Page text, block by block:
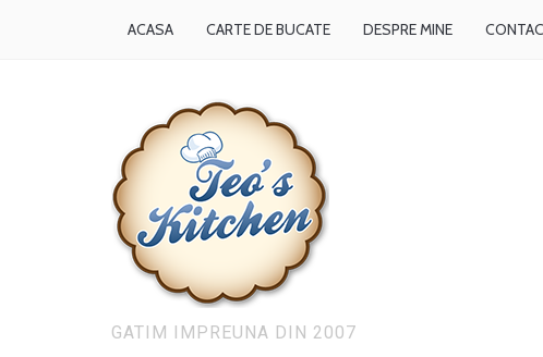
ACASA CARTE DE BUCATE DESPRE MINE
GATIM IMPREUNA DIN 2007